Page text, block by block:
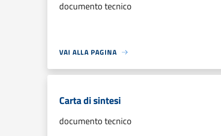
documento tecnico
VAI ALLA PAGINA
Carta di sintesi
documento tecnico